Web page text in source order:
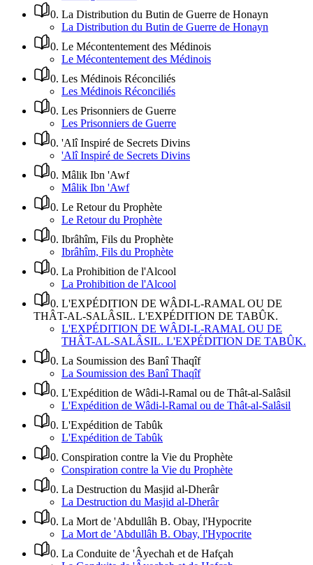
0. La Distribution du Butin de Guerre de Honayn
La Distribution du Butin de Guerre de Honayn
0. Le Mécontentement des Médinois
Le Mécontentement des Médinois
0. Les Médinois Réconciliés
Les Médinois Réconciliés
0. Les Prisonniers de Guerre
Les Prisonniers de Guerre
0. 'Alî Inspiré de Secrets Divins
'Alî Inspiré de Secrets Divins
0. Mâlik Ibn 'Awf
Mâlik Ibn 'Awf
0. Le Retour du Prophète
Le Retour du Prophète
0. Ibrâhîm, Fils du Prophète
Ibrâhîm, Fils du Prophète
0. La Prohibition de l'Alcool
La Prohibition de l'Alcool
0. L'EXPÉDITION DE WÂDI-L-RAMAL OU DE
THÂT-AL-SALÂSIL. L'EXPÉDITION DE TABÛK.
L'EXPÉDITION DE WÂDI-L-RAMAL OU DE
THÂT-AL-SALÂSIL. L'EXPÉDITION DE TABÛK.
0. La Soumission des Banî Thaqîf
La Soumission des Banî Thaqîf
0. L'Expédition de Wâdi-l-Ramal ou de Thât-al-Salâsil
L'Expédition de Wâdi-l-Ramal ou de Thât-al-Salâsil
0. L'Expédition de Tabûk
L'Expédition de Tabûk
0. Conspiration contre la Vie du Prophète
Conspiration contre la Vie du Prophète
0. La Destruction du Masjid al-Dherâr
La Destruction du Masjid al-Dherâr
0. La Mort de 'Abdullâh B. Obay, l'Hypocrite
La Mort de 'Abdullâh B. Obay, l'Hypocrite
0. La Conduite de 'Âyechah et de Hafçah